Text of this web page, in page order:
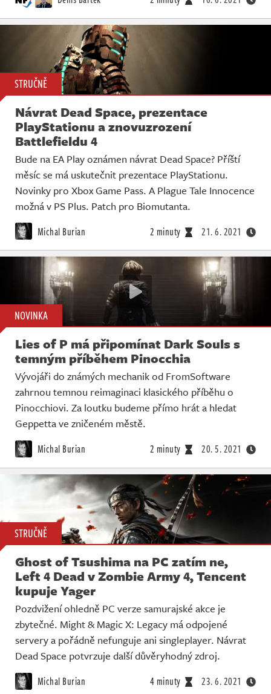
STRUČNĚ
Návrat Dead Space, prezentace
PlayStationu a znovuzrození
Battlefieldu 4
Bude na EA Play oznámen návrat Dead Space? Příští
měsíc se má uskutečnit prezentace PlayStationu.
Novinky pro Xbox Game Pass. A Plague Tale Innocence
možná v PS Plus. Patch pro Biomutanta.
Michal Burian 2 minuty 21. 6. 2021
NOVINKA
Lies of P má připomínat Dark Souls s
temným příběhem Pinocchia
Vývojáři do známých mechanik od FromSoftware
zahrnou temnou reimaginaci klasického příběhu o
Pinocchiovi. Za loutku budeme přímo hrát a hledat
Geppetta ve zničeném městě.
Michal Burian 2 minuty 20. 5. 2021
STRUČNĚ
Ghost of Tsushima na PC zatím ne,
Left 4 Dead v Zombie Army 4, Tencent
kupuje Yager
Pozdvižení ohledně PC verze samurajské akce je
zbytečné. Might & Magic X: Legacy má odpojené
servery a pořádně nefunguje ani singleplayer. Návrat
Dead Space potvrzuje další důvěryhodný zdroj.
Michal Burian 4 minuty 23. 6. 2021